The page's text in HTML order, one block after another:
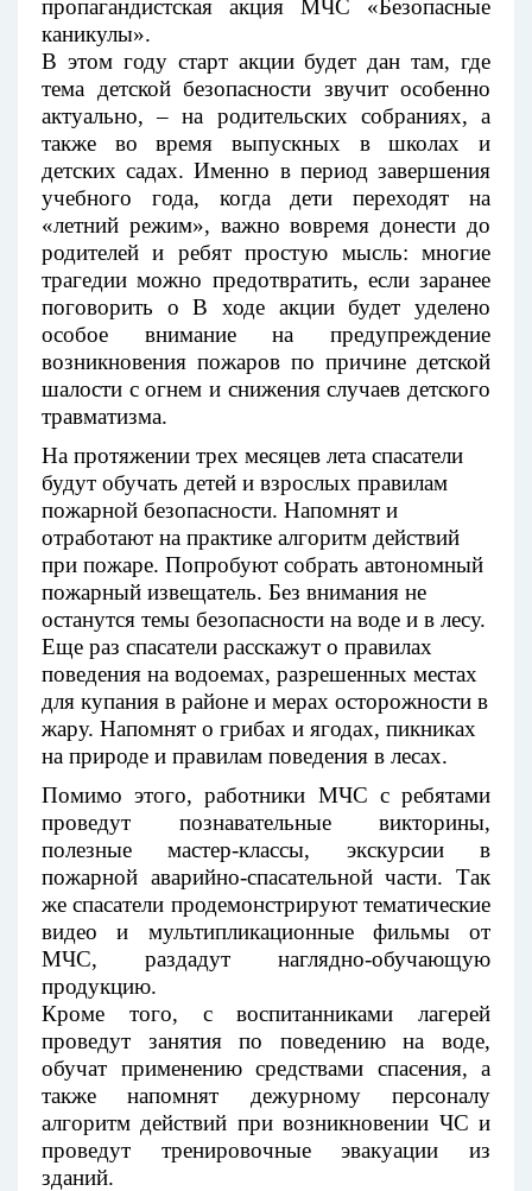
пропагандистская акция МЧС «Безопасные
каникулы».
В этом году старт акции будет дан там, где
тема детской безопасности звучит особенно
актуально, – на родительских собраниях, а
также во время выпускных в школах и
детских садах. Именно в период завершения
учебного года, когда дети переходят на
«летний режим», важно вовремя донести до
родителей и ребят простую мысль: многие
трагедии можно предотвратить, если заранее
поговорить о В ходе акции будет уделено
особое внимание на предупреждение
возникновения пожаров по причине детской
шалости с огнем и снижения случаев детского
травматизма.
На протяжении трех месяцев лета спасатели
будут обучать детей и взрослых правилам
пожарной безопасности. Напомнят и
отработают на практике алгоритм действий
при пожаре. Попробуют собрать автономный
пожарный извещатель. Без внимания не
останутся темы безопасности на воде и в лесу.
Еще раз спасатели расскажут о правилах
поведения на водоемах, разрешенных местах
для купания в районе и мерах осторожности в
жару. Напомнят о грибах и ягодах, пикниках
на природе и правилам поведения в лесах.
Помимо этого, работники МЧС с ребятами
проведут познавательные викторины,
полезные мастер-классы, экскурсии в
пожарной аварийно-спасательной части. Так
же спасатели продемонстрируют тематические
видео и мультипликационные фильмы от
МЧС, раздадут наглядно-обучающую
продукцию.
Кроме того, с воспитанниками лагерей
проведут занятия по поведению на воде,
обучат применению средствами спасения, а
также напомнят дежурному персоналу
алгоритм действий при возникновении ЧС и
проведут тренировочные эвакуации из
зданий.